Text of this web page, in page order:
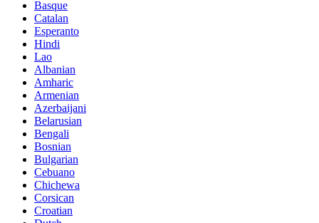
Basque
Catalan
Esperanto
Hindi
Lao
Albanian
Amharic
Armenian
Azerbaijani
Belarusian
Bengali
Bosnian
Bulgarian
Cebuano
Chichewa
Corsican
Croatian